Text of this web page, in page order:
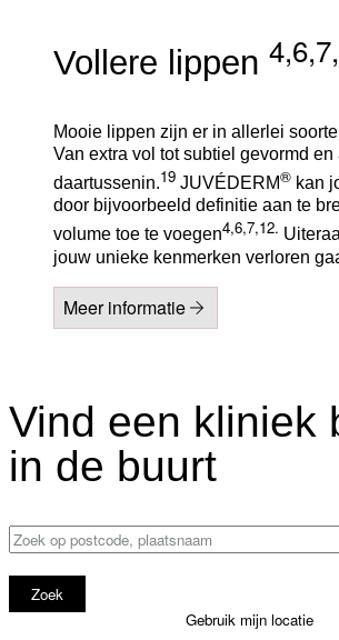
Vollere lippen
Mooie lippen zijn er in allerlei
Van extra vol tot subtiel gevormd en
daartussenin.19 JUVÉDERM® kan
door bijvoorbeeld definitie aan te
volume toe te voegen4,6,7,12.
jouw unieke kenmerken verloren
Meer informatie
Vind een kliniek
in de buurt
Vul je locatie
Gebruik mijn locatie